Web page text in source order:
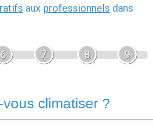
aux professionnels dans
6 7 8 9
climatiser ?